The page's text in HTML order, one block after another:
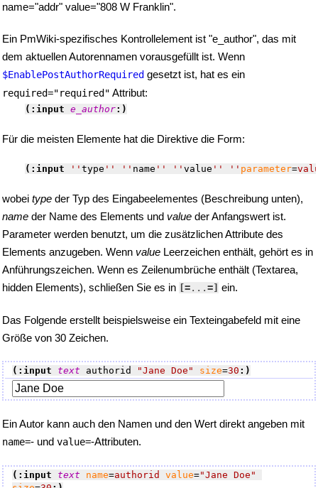
name="addr" value="808 W Franklin".
Ein PmWiki-spezifisches Kontrollelement ist "e_author", das mit
dem aktuellen Autorennamen vorausgefüllt ist. Wenn
$EnablePostAuthorRequired gesetzt ist, hat es ein
required="required" Attribut:
(:input e_author:)
Für die meisten Elemente hat die Direktive die Form:
(:input '' type '' '' name '' '' value '' '' parameter=
wobei type der Typ des Eingabeelementes (Beschreibung unten),
name der Name des Elements und value der Anfangswert ist.
Parameter werden benutzt, um die zusätzlichen Attribute des
Elements anzugeben. Wenn value Leerzeichen enthält, gehört es in
Anführungszeichen. Wenn es Zeilenumbrüche enthält (Textarea,
hidden Elements), schließen Sie es in [=...=] ein.
Das Folgende erstellt beispielsweise ein Texteingabefeld mit eine
Größe von 30 Zeichen.
(:input text authorid "Jane Doe" size=30 :)
Ein Autor kann auch den Namen und den Wert direkt angeben mit
name=- und value=-Attributen.
(:input text name=authorid value="Jane Doe"